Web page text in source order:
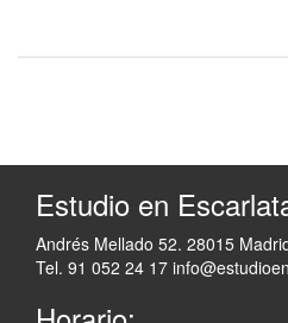
Estudio en
Andrés Mellado 52. 28015
Tel. 91 052 24 17